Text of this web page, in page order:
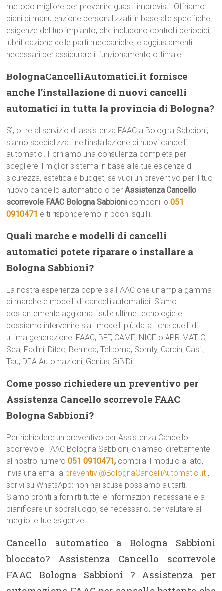
metodo migliore per prevenire guasti imprevisti. Offriamo
piani di manutenzione personalizzati in base alle specifiche
esigenze del tuo impianto, che includono controlli periodici,
lubrificazione delle parti meccaniche, e aggiustamenti
necessari per assicurare il funzionamento ottimale.
BolognaCancelliAutomatici.it fornisce
anche l’installazione di nuovi cancelli
automatici in tutta la provincia di Bologna?
Sì, oltre al servizio di assistenza FAAC a Bologna Sabbioni,
siamo specializzati nell’installazione di nuovi cancelli
automatici. Forniamo una consulenza completa per
scegliere il miglior sistema in base alle tue esigenze di
sicurezza, estetica e budget, se vuoi un preventivo per il tuo
nuovo cancello automatico o perAssistenza Cancello
scorrevole FAAC Bologna Sabbioni componi lo051
0910471 e ti risponderemo in pochi squilli!
Quali marche e modelli di cancelli
automatici potete riparare o installare a
Bologna Sabbioni?
La nostra esperienza copre sia FAAC che un’ampia gamma
di marche e modelli di cancelli automatici. Siamo
costantemente aggiornati sulle ultime tecnologie e
possiamo intervenire sia i modelli più datati che quelli di
ultima generazione: FAAC, BFT, CAME, NICE o APRIMATIC,
Sea, Fadini, Ditec, Beninca, Telcoma, Somfy, Cardin, Casit,
Tau, DEA Automazioni, Genius, GiBiDi.
Come posso richiedere un preventivo per
Assistenza Cancello scorrevole FAAC
Bologna Sabbioni?
Per richiedere un preventivo per Assistenza Cancello
scorrevole FAAC Bologna Sabbioni, chiamaci direttamente
al nostro numero051 0910471, compila il modulo a lato,
invia una email a preventivi@BolognaCancelliAutomatici.it ,
scrivi su WhatsApp: non hai scuse possiamo aiutarti!
Siamo pronti a fornirti tutte le informazioni necessarie e a
pianificare un sopralluogo, se necessario, per valutare al
meglio le tue esigenze.
Cancello automatico a Bologna Sabbioni
bloccato? Assistenza Cancello scorrevole
FAAC Bologna Sabbioni ? Assistenza per